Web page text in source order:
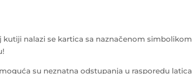
nalazi se kartica sa naznačenom simbolikom
su neznatna odstupanja u rasporedu latica